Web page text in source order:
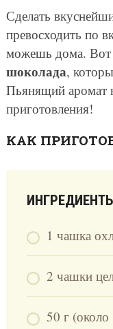
Сделать
превосходить по
можешь дома.
шоколада,
Пьянящий аромат
приготовления!
КАК
1 чашка
2 чашки
50 г (около